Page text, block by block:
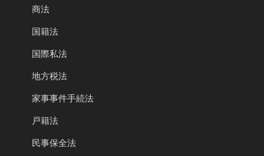
商法
国籍法
国際私法
地方税法
家事事件手続法
戸籍法
民事保全法